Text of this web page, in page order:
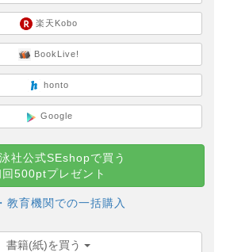
楽天Kobo
BookLive!
honto
Google
社公式SEshopで買う
回500ptプレゼント
教育機関での一括購入
書籍(紙)を買う